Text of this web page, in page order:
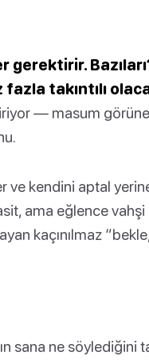
takıntılı
— masum
ve kendini aptal
ama eğlence
kaçınılmaz
sana ne söylediğini